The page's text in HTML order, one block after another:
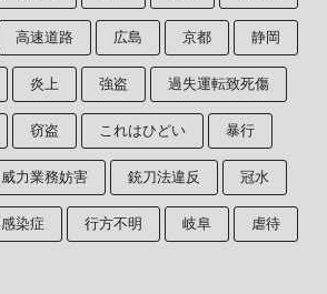
高速道路 広島 京都 静岡
炎上 強盗 過失運転致死傷
窃盗 これはひどい 暴行
威力業務妨害 銃刀法違反 冠水
感染症 行方不明 岐阜 虐待